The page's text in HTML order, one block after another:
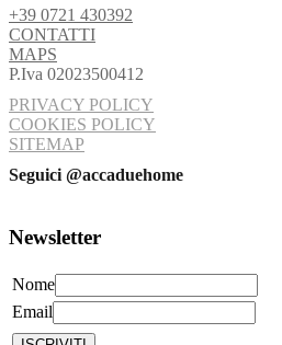
+39 0721 430392
CONTATTI
MAPS
P.Iva 02023500412
PRIVACY POLICY
COOKIES POLICY
SITEMAP
Seguici @accaduehome
Newsletter
Nome
Email